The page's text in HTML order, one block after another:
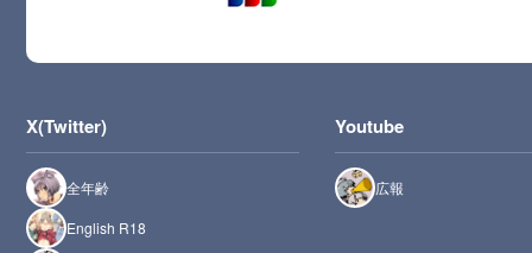
X(Twitter)
全年齢
English R18
Youtube
広報